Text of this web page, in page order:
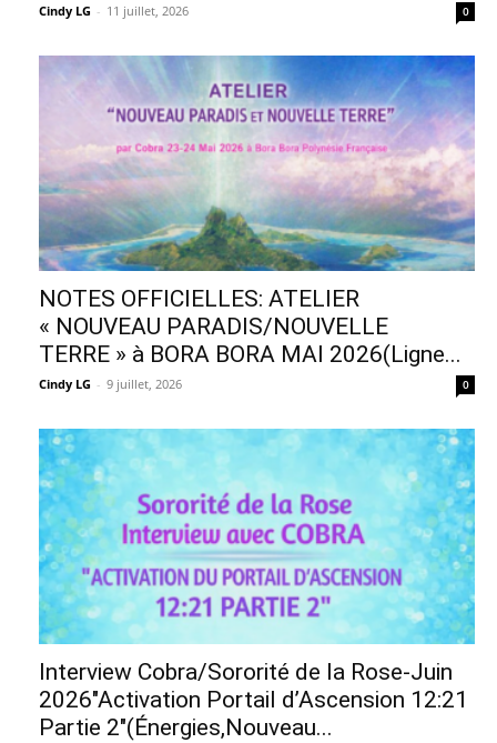
Cindy LG - 11 juillet, 2026 0
NOTES OFFICIELLES: ATELIER
« NOUVEAU PARADIS/NOUVELLE
TERRE » à BORA BORA MAI 2026(Ligne...
Cindy LG - 9 juillet, 2026 0
Interview Cobra/Sororité de la Rose-Juin
2026″Activation Portail d’Ascension 12:21
Partie 2″(Énergies,Nouveau...